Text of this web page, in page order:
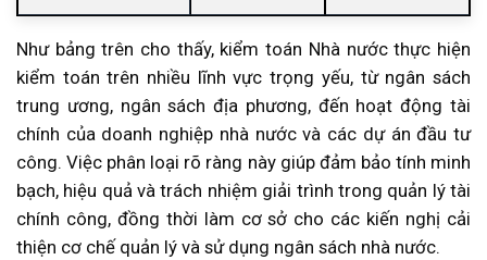
Như bảng trên cho thấy, kiểm toán Nhà nước thực hiện
kiểm toán trên nhiều lĩnh vực trọng yếu, từ ngân sách
trung ương, ngân sách địa phương, đến hoạt động tài
chính của doanh nghiệp nhà nước và các dự án đầu tư
công. Việc phân loại rõ ràng này giúp đảm bảo tính minh
bạch, hiệu quả và trách nhiệm giải trình trong quản lý tài
chính công, đồng thời làm cơ sở cho các kiến nghị cải
thiện cơ chế quản lý và sử dụng ngân sách nhà nước.